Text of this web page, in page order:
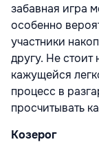
забавная игра
особенно
участники
другу. Не стоит
кажущейся
процесс в
просчитывать
Козерог